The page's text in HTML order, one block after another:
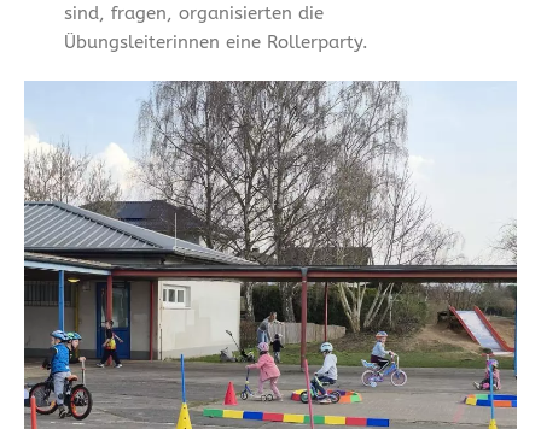
sind, fragen, organisierten die
Übungsleiterinnen eine Rollerparty.